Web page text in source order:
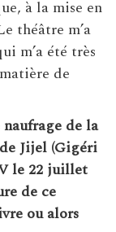
à la mise en
théâtre m’a
m’a été très
de
de la
Jijel (Gigéri
le 22 juillet
de ce
ou alors